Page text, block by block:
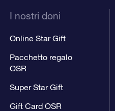
I nostri doni
Online Star Gift
Pacchetto regalo
OSR
Super Star Gift
Gift Card OSR